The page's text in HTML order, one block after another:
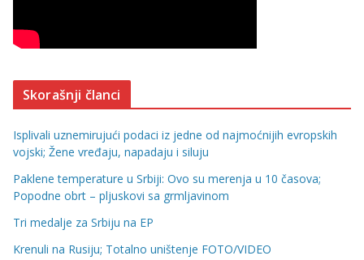
Skorašnji članci
Isplivali uznemirujući podaci iz jedne od najmoćnijih evropskih
vojski; Žene vređaju, napadaju i siluju
Paklene temperature u Srbiji: Ovo su merenja u 10 časova;
Popodne obrt – pljuskovi sa grmljavinom
Tri medalje za Srbiju na EP
Krenuli na Rusiju; Totalno uništenje FOTO/VIDEO